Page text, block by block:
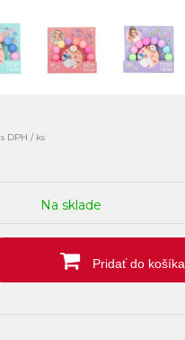
s DPH / ks
Na sklade
Pridať do košíka